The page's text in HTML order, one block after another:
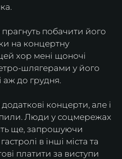
побачити його
на концертну
хор мені щоночі
шлягерами у його
аж до грудня.
концерти, але і
Люди у соцмережах
ще, запрошуючи
в інші міста та
платити за виступи